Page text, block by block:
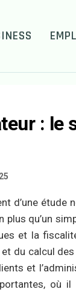
: le
d’une étude
plus qu’un
et la
du calcul
et
où il